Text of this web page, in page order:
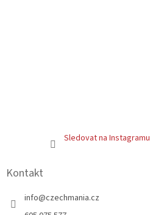
Sledovat na Instagramu
Kontakt
info@czechmania.cz